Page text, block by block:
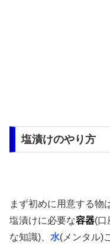
塩漬けのやり方
まず初めに用意する物
塩漬けに必要な容器(口
な知識)、 水(メンタル)